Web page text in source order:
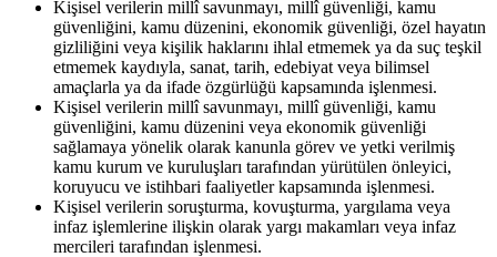
Kişisel verilerin millî savunmayı, millî güvenliği, kamu
güvenliğini, kamu düzenini, ekonomik güvenliği, özel hayatın
gizliliğini veya kişilik haklarını ihlal etmemek ya da suç teşkil
etmemek kaydıyla, sanat, tarih, edebiyat veya bilimsel
amaçlarla ya da ifade özgürlüğü kapsamında işlenmesi.
Kişisel verilerin millî savunmayı, millî güvenliği, kamu
güvenliğini, kamu düzenini veya ekonomik güvenliği
sağlamaya yönelik olarak kanunla görev ve yetki verilmiş
kamu kurum ve kuruluşları tarafından yürütülen önleyici,
koruyucu ve istihbari faaliyetler kapsamında işlenmesi.
Kişisel verilerin soruşturma, kovuşturma, yargılama veya
infaz işlemlerine ilişkin olarak yargı makamları veya infaz
mercileri tarafından işlenmesi.